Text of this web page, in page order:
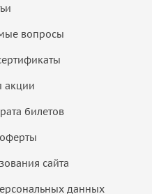
вопросы
акции
билетов
сайта
данных